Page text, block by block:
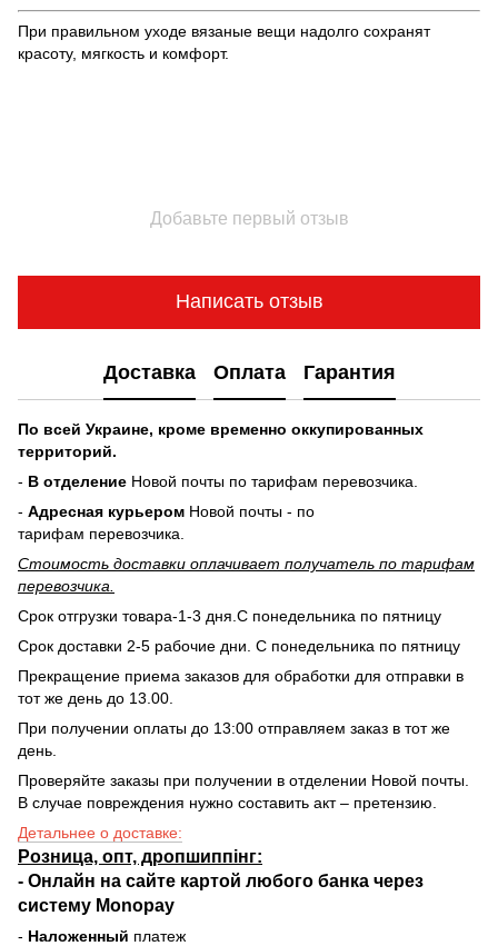
При правильном уходе вязаные вещи надолго сохранят
красоту, мягкость и комфорт.
Добавьте первый отзыв
Написать отзыв
Доставка Оплата Гарантия
По всей Украине, кроме временно оккупированных
территорий.
- В отделение Новой почты по тарифам перевозчика.
- Адресная курьером Новой почты - по
тарифам перевозчика.
Стоимость доставки оплачивает получатель по тарифам
перевозчика.
Срок отгрузки товара-1-3 дня.С понедельника по пятницу
Срок доставки 2-5 рабочие дни. С понедельника по пятницу
Прекращение приема заказов для обработки для отправки в
тот же день до 13.00.
При получении оплаты до 13:00 отправляем заказ в тот же
день.
Проверяйте заказы при получении в отделении Новой почты.
В случае повреждения нужно составить акт – претензию.
Детальнее о доставке:
Розница, опт, дропшиппінг:
- Онлайн на сайте картой любого банка через
систему Monopay
- Наложенный платеж